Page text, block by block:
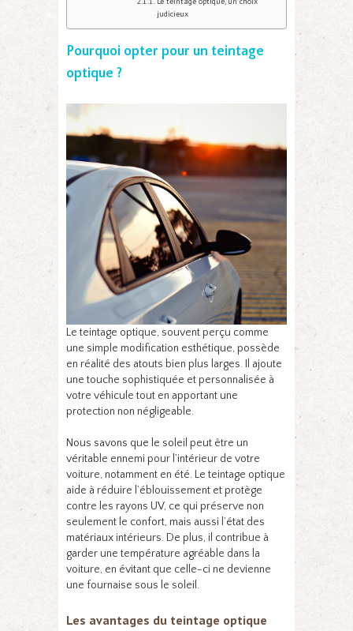
judicieux
Pourquoi opter pour un teintage
optique ?
Le teintage optique, souvent perçu comme
une simple modification esthétique, possède
en réalité des atouts bien plus larges. Il ajoute
une touche sophistiquée et personnalisée à
votre véhicule tout en apportant une
protection non négligeable.
Nous savons que le soleil peut être un
véritable ennemi pour l’intérieur de votre
voiture, notamment en été. Le teintage optique
aide à réduire l’éblouissement et protège
contre les rayons UV, ce qui préserve non
seulement le confort, mais aussi l’état des
matériaux intérieurs. De plus, il contribue à
garder une température agréable dans la
voiture, en évitant que celle-ci ne devienne
une fournaise sous le soleil.
Les avantages du teintage optique